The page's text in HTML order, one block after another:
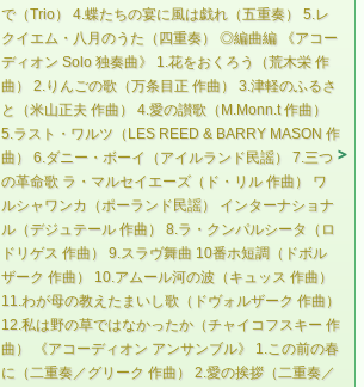
で（Trio） 4.蝶たちの宴に風は戯れ（五重奏） 5.レ
クイエム・八月のうた（四重奏） ◎編曲編 《アコー
ディオン Solo 独奏曲》 1.花をおくろう（荒木栄 作
曲） 2.りんごの歌（万条目正 作曲） 3.津軽のふるさ
と（米山正夫 作曲） 4.愛の讃歌（M.Monn.t 作曲）
5.ラスト・ワルツ（LES REED & BARRY MASON 作
曲） 6.ダニー・ボーイ（アイルランド民謡） 7.三つ
の革命歌 ラ・マルセイエーズ（ド・リル 作曲） ワ
ルシャワンカ（ポーランド民謡） インターナショナ
ル（デジュテール 作曲） 8.ラ・クンパルシータ（ロ
ドリゲス 作曲） 9.スラヴ舞曲 10番ホ短調（ドボル
ザーク 作曲） 10.アムール河の波（キュッス 作曲）
11.わが母の教えたまいし歌（ドヴォルザーク 作曲）
12.私は野の草ではなかったか（チャイコフスキー 作
曲） 《アコーディオン アンサンブル》 1.この前の春
に（二重奏／グリーク 作曲） 2.愛の挨拶（二重奏／